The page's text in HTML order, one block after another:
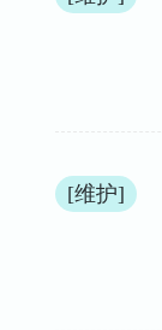
[维护]